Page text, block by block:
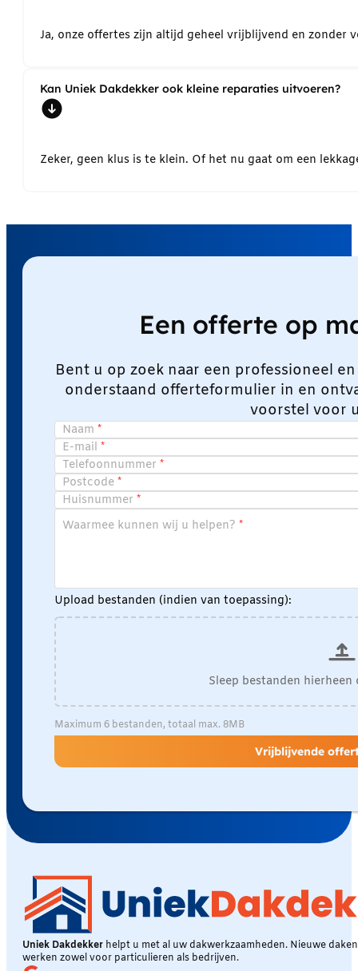
Ja, onze offertes zijn altijd geheel vrijblijvend en
Kan Uniek Dakdekker ook kleine reparaties uitvoeren?
Zeker, geen klus is te klein. Of het nu gaat om een
Een offerte op
Bent u op zoek naar een professioneel
onderstaand offerteformulier in en
voorstel voor
Naam
E-mail
Telefoonnummer
Postcode
Huisnummer
Waarmee kunnen wij u helpen?
Upload bestanden (indien van toepassing):
Sleep bestanden
Maximum 6 bestanden, totaal max. 8MB
Vrijblijvende
Uniek Dakdekker helpt u met al uw dakwerkzaamheden. Nieuwe
werken zowel voor particulieren als bedrijven.